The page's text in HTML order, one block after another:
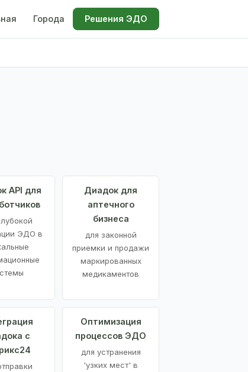
Города Решения ЭДО
API для
ЭДО в
Диадок для
аптечного
бизнеса
для законной
приемки и продажи
маркированных
медикаментов
с
Оптимизация
процессов ЭДО
для устранения
'узких мест' в